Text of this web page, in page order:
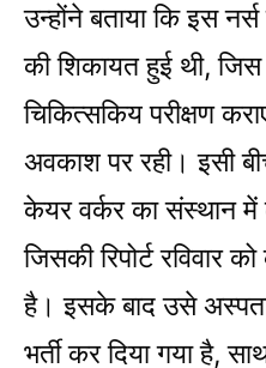
उन्होंने बताया कि इस
की शिकायत हुई थी,
चिकित्सकिय परीक्षण
अवकाश पर रही। इसी
केयर वर्कर का संस्थान में
जिसकी रिपोर्ट रविवार
है। इसके बाद उसे
भर्ती कर दिया गया है,